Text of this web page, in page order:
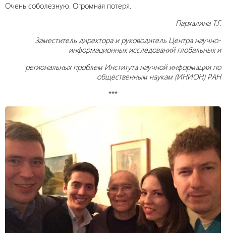
Очень соболезную. Огромная потеря.
Пархалина Т.Г.
Заместитель директора и руководитель Центра научно-
информационных исследований глобальных и
региональных проблем Института научной информации по
общественным наукам (ИНИОН) РАН
***